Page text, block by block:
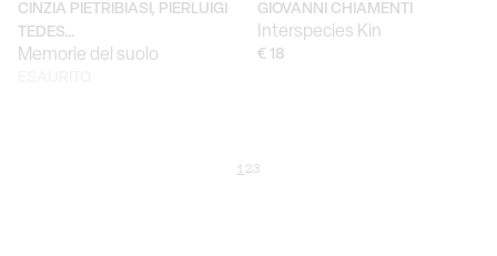
CINZIA PIETRIBIASI, PIERLUIGI
TEDES…
Memorie del suolo
GIOVANNI CHIAMENTI
Interspecies Kin
€ 18
123